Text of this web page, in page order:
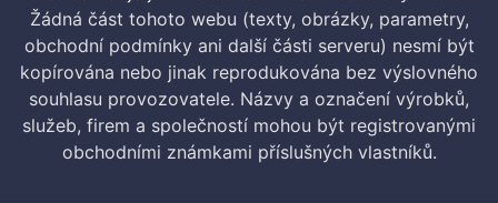
Žádná část tohoto webu (texty, obrázky, parametry,
obchodní podmínky ani další části serveru) nesmí být
kopírována nebo jinak reprodukována bez výslovného
souhlasu provozovatele. Názvy a označení výrobků,
služeb, firem a společností mohou být registrovanými
obchodními známkami příslušných vlastníků.